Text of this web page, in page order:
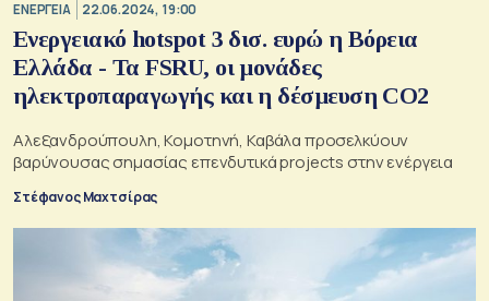
ΕΝΕΡΓΕΙΑ 22.06.2024, 19:00
Ενεργειακό hotspot 3 δισ. ευρώ η Βόρεια
Ελλάδα - Τα FSRU, οι μονάδες
ηλεκτροπαραγωγής και η δέσμευση CO2
Αλεξανδρούπουλη, Κομοτηνή, Καβάλα προσελκύουν
βαρύνουσας σημασίας επενδυτικά projects στην ενέργεια
Στέφανος Μαχτσίρας